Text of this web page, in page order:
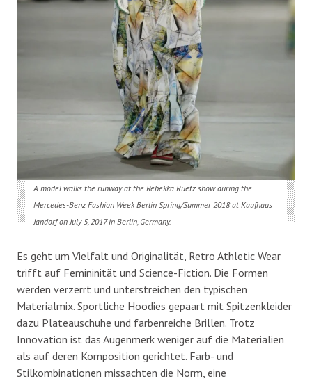
A model walks the runway at the Rebekka Ruetz show during the
Mercedes-Benz Fashion Week Berlin Spring/Summer 2018 at Kaufhaus
Jandorf on July 5, 2017 in Berlin, Germany.
Es geht um Vielfalt und Originalität, Retro Athletic Wear
trifft auf Femininität und Science-Fiction. Die Formen
werden verzerrt und unterstreichen den typischen
Materialmix. Sportliche Hoodies gepaart mit Spitzenkleider
dazu Plateauschuhe und farbenreiche Brillen. Trotz
Innovation ist das Augenmerk weniger auf die Materialien
als auf deren Komposition gerichtet. Farb- und
Stilkombinationen missachten die Norm, eine